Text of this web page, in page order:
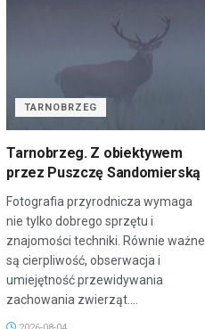
TARNOBRZEG
Tarnobrzeg. Z obiektywem
przez Puszczę Sandomierską
Fotografia przyrodnicza wymaga
nie tylko dobrego sprzętu i
znajomości techniki. Równie ważne
są cierpliwość, obserwacja i
umiejętność przewidywania
zachowania zwierząt....